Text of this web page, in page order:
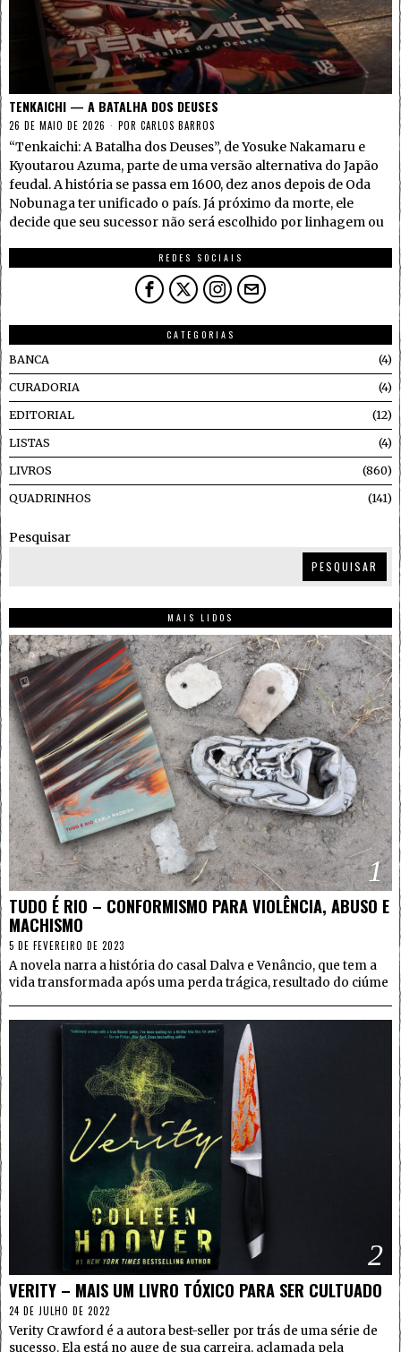
TENKAICHI — A BATALHA DOS DEUSES
26 DE MAIO DE 2026 POR CARLOS BARROS
“Tenkaichi: A Batalha dos Deuses”, de Yosuke Nakamaru e
Kyoutarou Azuma, parte de uma versão alternativa do Japão
feudal. A história se passa em 1600, dez anos depois de Oda
Nobunaga ter unificado o país. Já próximo da morte, ele
decide que seu sucessor não será escolhido por linhagem ou
REDES SOCIAIS
CATEGORIAS
BANCA
4
CURADORIA 4
EDITORIAL 12
LISTAS 4
LIVROS 860
QUADRINHOS 141
Pesquisar
PESQUISAR
MAIS LIDOS
1
TUDO É RIO – CONFORMISMO PARA VIOLÊNCIA, ABUSO E
MACHISMO
5 DE FEVEREIRO DE 2023
A novela narra a história do casal Dalva e Venâncio, que tem a
vida transformada após uma perda trágica, resultado do ciúme
2
VERITY – MAIS UM LIVRO TÓXICO PARA SER CULTUADO
24 DE JULHO DE 2022
Verity Crawford é a autora best-seller por trás de uma série de
sucesso. Ela está no auge de sua carreira, aclamada pela